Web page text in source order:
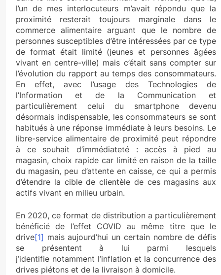
l’un de mes interlocuteurs m’avait répondu que la
proximité resterait toujours marginale dans le
commerce alimentaire arguant que le nombre de
personnes susceptibles d’être intéressées par ce type
de format était limité (jeunes et personnes âgées
vivant en centre-ville) mais c’était sans compter sur
l’évolution du rapport au temps des consommateurs.
En effet, avec l’usage des Technologies de
l’Information et de la Communication et
particulièrement celui du smartphone devenu
désormais indispensable, les consommateurs se sont
habitués à une réponse immédiate à leurs besoins. Le
libre-service alimentaire de proximité peut répondre
à ce souhait d’immédiateté : accès à pied au
magasin, choix rapide car limité en raison de la taille
du magasin, peu d’attente en caisse, ce qui a permis
d’étendre la cible de clientèle de ces magasins aux
actifs vivant en milieu urbain.
En 2020, ce format de distribution a particulièrement
bénéficié de l’effet COVID au même titre que le
drive[1] mais aujourd’hui un certain nombre de défis
se présentent à lui parmi lesquels
j’identifie notamment l’inflation et la concurrence des
drives piétons et de la livraison à domicile.